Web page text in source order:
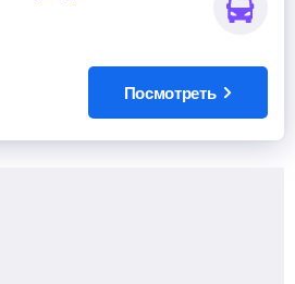
Посмотреть